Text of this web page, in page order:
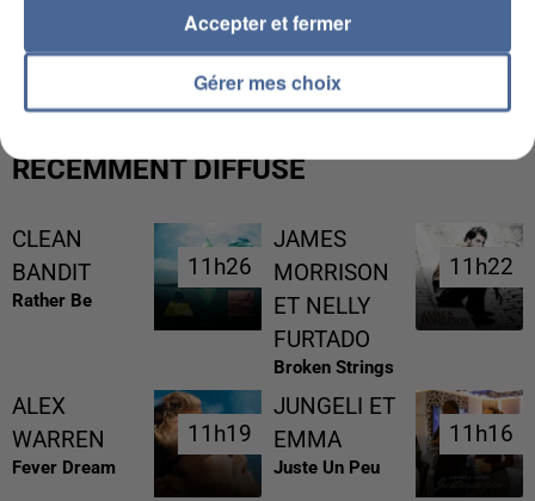
L’UN DES FONDATEURS SUPPOSÉS DE LA DZ
MAFIA INTERPELLÉ EN ALGÉRIE
RÉCEMMENT DIFFUSÉ
CLEAN
BANDIT
Rather Be
11h26
11h26
JAMES
MORRISON
ET NELLY
FURTADO
Broken Strings
11h22
11h22
ALEX
WARREN
Fever Dream
11h19
11h19
JUNGELI ET
EMMA
Juste Un Peu
11h16
11h16
Gérer mes choix
Accepter et fermer